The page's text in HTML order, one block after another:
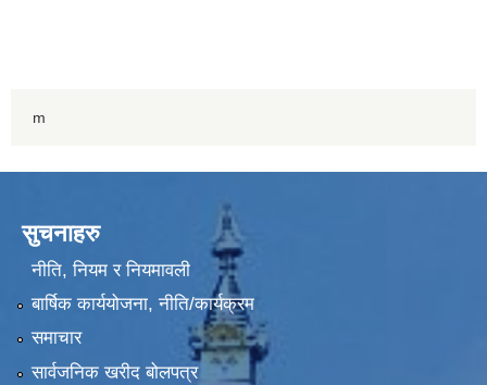
m
सुचनाहरु
नीति, नियम र नियमावली
बार्षिक कार्ययोजना, नीति/कार्यक्रम
समाचार
सार्वजनिक खरीद बोलपत्र